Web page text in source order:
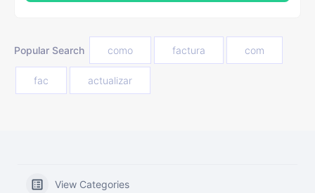
Popular Search como factura com
fac actualizar
View Categories